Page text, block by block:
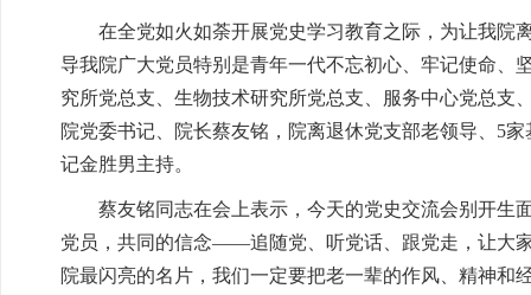
在全党如火如荼开展党史学习教育之际，为让我院
导我院广大党员特别是青年一代不忘初心、牢记使命、
究所党总支、生物技术研究所党总支、服务中心党总支
院党委书记、院长蔡友铭，院离退休党支部老领导、5
记金胜男主持。
蔡友铭同志在会上表示，今天的党史交流会别开
党员，共同的信念——追随党、听党话、跟党走，让大
院最闪亮的名片，我们一定要把老一辈的作风、精神